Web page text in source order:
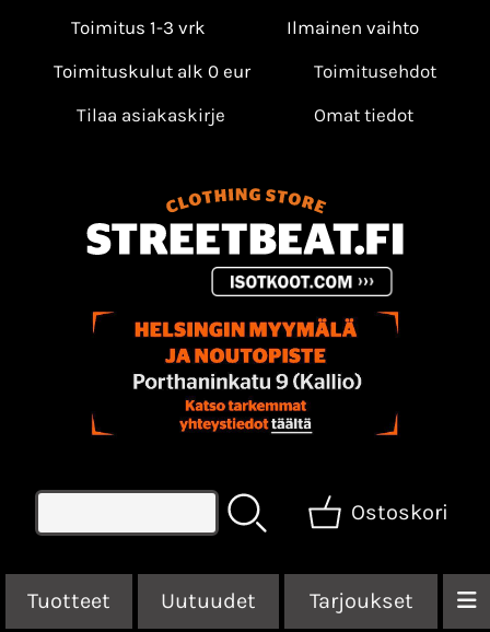
Toimitus 1-3 vrk
Ilmainen vaihto
Toimituskulut alk 0 eur
Toimitusehdot
Tilaa asiakaskirje
Omat tiedot
Ostoskori
Tuotteet Uutuudet Tarjoukset